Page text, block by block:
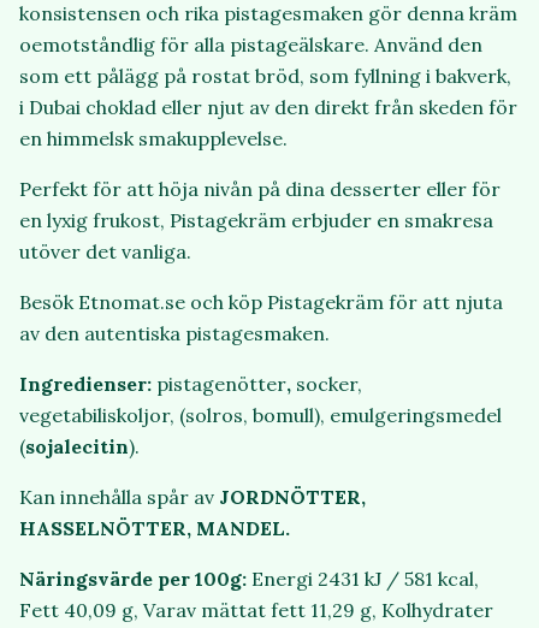
konsistensen och rika pistagesmaken gör denna kräm
oemotståndlig för alla pistageälskare. Använd den
som ett pålägg på rostat bröd, som fyllning i bakverk,
i Dubai choklad eller njut av den direkt från skeden för
en himmelsk smakupplevelse.
Perfekt för att höja nivån på dina desserter eller för
en lyxig frukost, Pistagekräm erbjuder en smakresa
utöver det vanliga.
Besök Etnomat.se och köp Pistagekräm för att njuta
av den autentiska pistagesmaken.
Ingredienser: pistagenötter, socker,
vegetabiliskoljor, (solros, bomull), emulgeringsmedel
(sojalecitin).
Kan innehålla spår av JORDNÖTTER,
HASSELNÖTTER, MANDEL.
Näringsvärde per 100g: Energi 2431 kJ / 581 kcal,
Fett 40,09 g, Varav mättat fett 11,29 g, Kolhydrater